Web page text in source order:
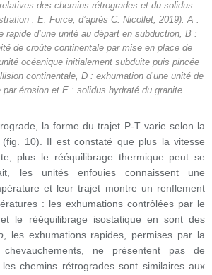
des chemins rétrogrades et du solidus
: E. Force, d’après C. Nicollet, 2019). A :
rapide d’une unité au départ en subduction, B :
de croûte continentale par mise en place de
océanique initialement subduite puis pincée
continentale, D : exhumation d’une unité de
érosion et E : solidus hydraté du granite.
la forme du trajet P-T varie selon la
(fig. 10). Il est constaté que plus la vitesse
plus le rééquilibrage thermique peut se
les unités enfouies connaissent une
et leur trajet montre un renflement
: les exhumations contrôlées par le
et le rééquilibrage isostatique en sont des
, les exhumations rapides, permises par la
ne présentent pas de
les chemins rétrogrades sont similaires aux